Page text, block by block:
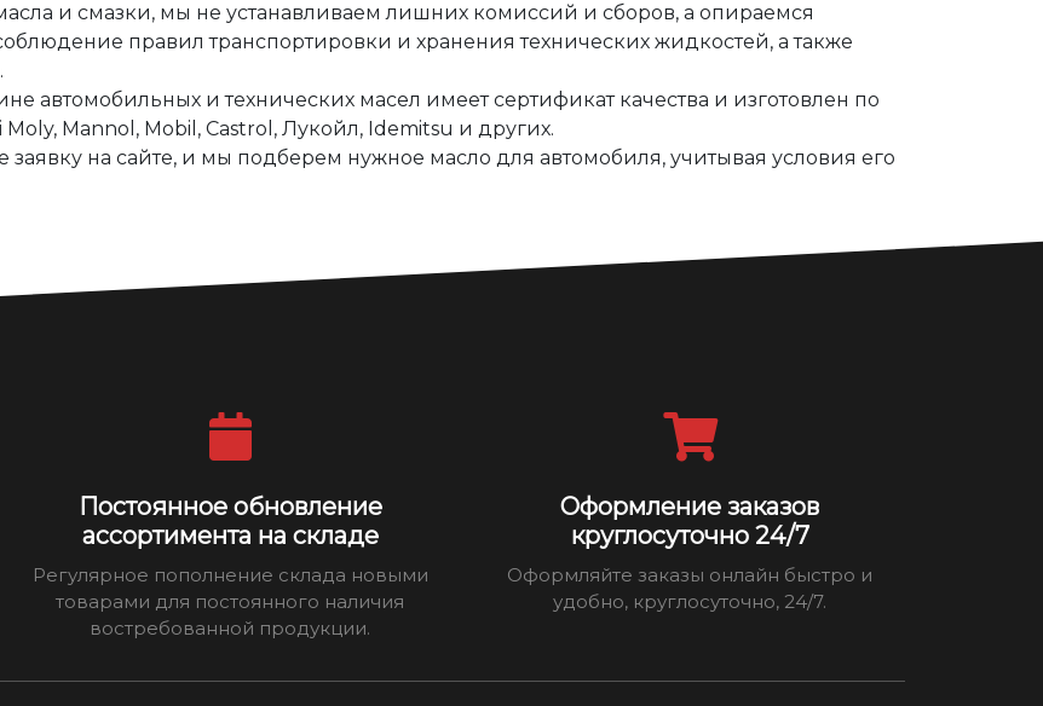
и смазки, мы не устанавливаем лишних комиссий и сборов, а опираемся
правил транспортировки и хранения технических жидкостей, а также
автомобильных и технических масел имеет сертификат качества и изготовлен по
Mannol, Mobil, Castrol, Лукойл, Idemitsu и других.
заявку на сайте, и мы подберем нужное масло для автомобиля, учитывая условия его
Постоянное обновление
ассортимента на складе
Регулярное пополнение склада новыми
товарами для постоянного наличия
востребованной продукции.
Оформление заказов
круглосуточно 24/7
Оформляйте заказы онлайн быстро и
удобно, круглосуточно, 24/7.